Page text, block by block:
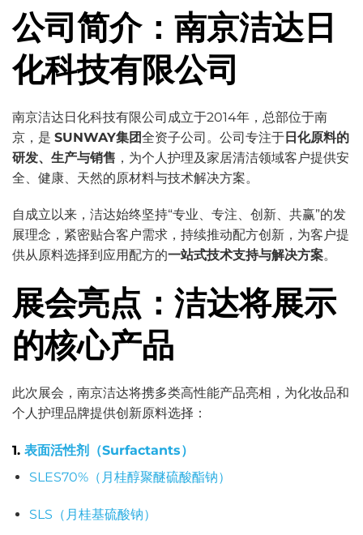
公司简介：南京洁达日
化科技有限公司
南京洁达日化科技有限公司成立于2014年，总部位于南
京，是 SUNWAY集团全资子公司。公司专注于日化原料的
研发、生产与销售 ，为个人护理及家居清洁领域客户提供安
全、健康、天然的原材料与技术解决方案。
自成立以来，洁达始终坚持“专业、专注、创新、共赢”的发
展理念，紧密贴合客户需求，持续推动配方创新，为客户提
供从原料选择到应用配方的一站式技术支持与解决方案。
展会亮点：洁达将展示
的核心产品
此次展会，南京洁达将携多类高性能产品亮相，为化妆品和
个人护理品牌提供创新原料选择：
1. 表面活性剂（Surfactants）
SLES70%（月桂醇聚醚硫酸酯钠）
SLS（月桂基硫酸钠）